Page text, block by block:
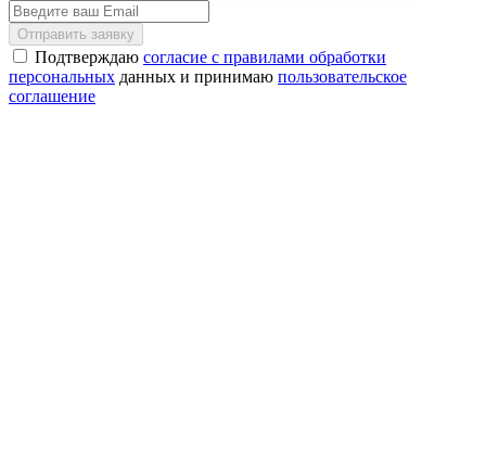
Отправить заявку
Подтверждаю согласие с правилами обработки
персональных данных и принимаю пользовательское
соглашение